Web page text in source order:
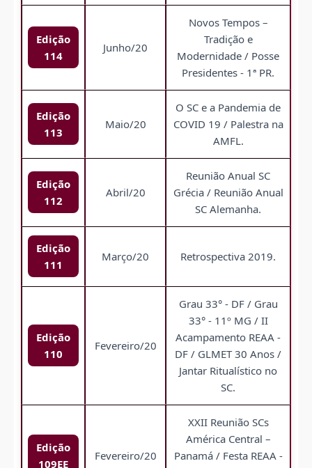
Edição
114
Junho/20
Novos Tempos –
Tradição e
Modernidade / Posse
Presidentes - 1ª PR.
Edição
113
Maio/20
O SC e a Pandemia de
COVID 19 / Palestra na
AMFL.
Edição
112
Abril/20
Reunião Anual SC
Grécia / Reunião Anual
SC Alemanha.
Edição
111
Março/20 Retrospectiva 2019.
Edição
110
Fevereiro/20
Grau 33° - DF / Grau
33° - 11º MG / II
Acampamento REAA -
DF / GLMET 30 Anos /
Jantar Ritualístico no
SC.
Edição
109EE
Fevereiro/20
XXII Reunião SCs
América Central –
Panamá / Festa REAA -